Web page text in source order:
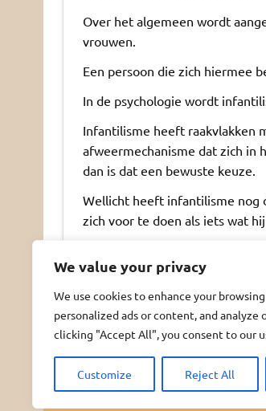
We value your privacy
We use cookies to enhance your
personalized ads or content, and analyze
clicking "Accept All", you consent to our
Customize Reject All
Over het algemeen wordt
vrouwen.
Een persoon die zich hiermee
In de psychologie wordt
Infantilisme heeft raakvlakken
afweermechanisme dat zich in
dan is dat een bewuste keuze.
Wellicht heeft infantilisme nog
zich voor te doen als iets wat
© MommyDOM 2025
Insert Internetuitgeverij